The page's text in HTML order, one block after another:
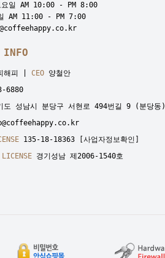
일 AM 10:00 - PM 8:00
AM 11:00 - PM 7:00
INFO
해피 | CEO 양철안
6880
도 성남시 분당구 서현로 494번길 9 (분당동)
135-18-18363
[사업자정보확인]
경기성남 제2006-1540호